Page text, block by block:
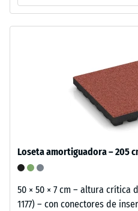
Loseta amortiguadora – 205
50 × 50 × 7 cm – altura crítica
1177) – con conectores de